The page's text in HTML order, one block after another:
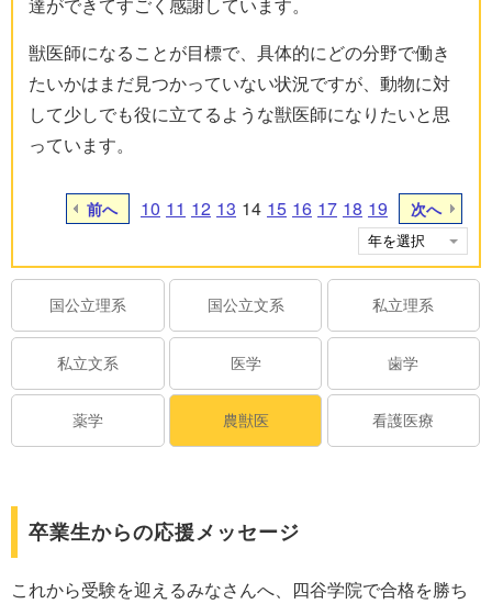
達ができてすごく感謝しています。
獣医師になることが目標で、具体的にどの分野で働き
たいかはまだ見つかっていない状況ですが、動物に対
して少しでも役に立てるような獣医師になりたいと思
っています。
前へ 10 11 12 13 14 15 16 17 18 19 次へ
国公立理系 国公立文系 私立理系
私立文系 医学 歯学
薬学 農獣医 看護医療
卒業生からの応援メッセージ
これから受験を迎えるみなさんへ、四谷学院で合格を勝ち